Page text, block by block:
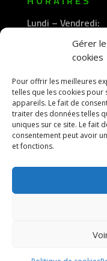
Gérer
cookies
Pour offrir les meilleures
telles que les cookies
appareils. Le fait de
traiter des données telles
uniques sur ce site. Le fait
consentement peut avoir
et fonctions.
Lundi – Vendredi:
8h30 -12h00
—————-
13h30 -18h00
© 2026 M